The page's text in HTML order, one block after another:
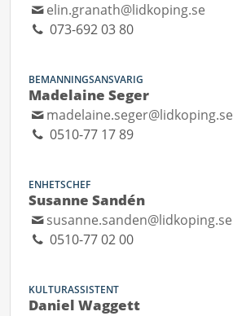
elin.granath@lidkoping.se
073-692 03 80
BEMANNINGSANSVARIG
Madelaine Seger
madelaine.seger@lidkoping.se
0510-77 17 89
ENHETSCHEF
Susanne Sandén
susanne.sanden@lidkoping.se
0510-77 02 00
KULTURASSISTENT
Daniel Waggett